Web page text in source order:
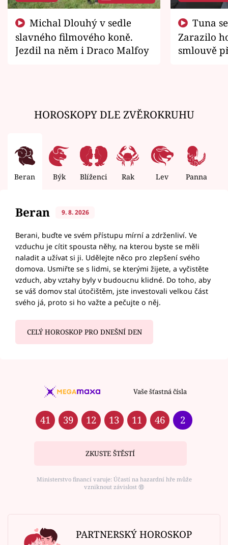
slavného filmového koně.
Jezdil na něm i Draco Malfoy
Zarazilo
smlouvě
HOROSKOPY DLE ZVĚROKRUHU
Beran Býk Blíženci Rak Lev Panna
Beran 9. 8. 2026
Berani, buďte ve svém přístupu mírní a zdrženliví. Ve
vzduchu je cítit spousta něhy, na kterou byste se měli
naladit a užívat si ji. Udělejte něco pro zlepšení svého
domova. Usmiřte se s lidmi, se kterými žijete, a vyčistěte
vzduch, aby vztahy byly v budoucnu klidné. Do toho, aby
se váš domov stal útočištěm, jste investovali velkou část
svého já, proto si ho važte a pečujte o něj.
CELÝ HOROSKOP PRO DNEŠNÍ DEN
Vaše šťastná čísla
41 39 12 13 11 46 2
ZKUSTE ŠTĚSTÍ
Ministerstvo financí varuje: Účastí na hazardní hře může
vzniknout závislost ⑱
PARTNERSKÝ HOROSKOP